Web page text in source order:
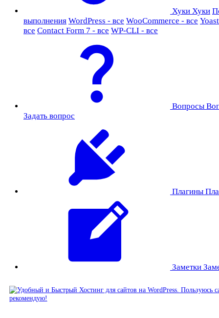
Хуки Хуки
выполнения WordPress - все WooCommerce - все
все Contact Form 7 - все WP-CLI - все
Вопросы
Задать вопрос
Плагины
Заметки